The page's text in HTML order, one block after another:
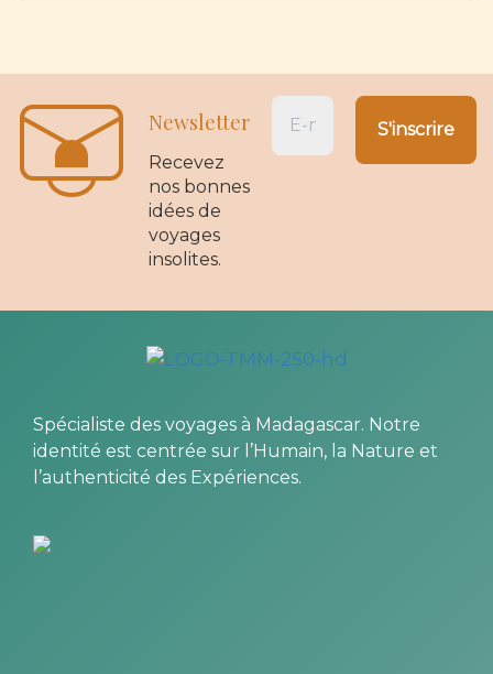
Newsletter
Recevez
nos bonnes
idées de
voyages
insolites.
Spécialiste des voyages à Madagascar. Notre
identité est centrée sur l’Humain, la Nature et
l’authenticité des Expériences.